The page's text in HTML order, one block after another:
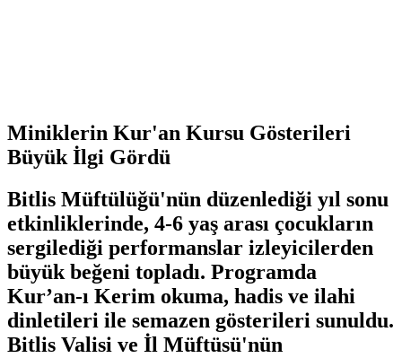
Miniklerin Kur'an Kursu Gösterileri
Büyük İlgi Gördü
Bitlis Müftülüğü'nün düzenlediği yıl sonu
etkinliklerinde, 4-6 yaş arası çocukların
sergilediği performanslar izleyicilerden
büyük beğeni topladı. Programda
Kur’an-ı Kerim okuma, hadis ve ilahi
dinletileri ile semazen gösterileri sunuldu.
Bitlis Valisi ve İl Müftüsü'nün